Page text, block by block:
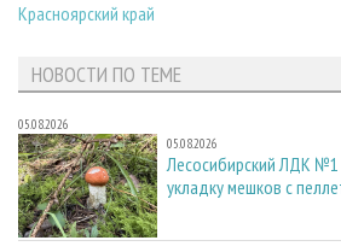
Красноярский край
НОВОСТИ ПО ТЕМЕ
05.08.2026
05.08.2026
Лесосибирский ЛДК
укладку мешков с